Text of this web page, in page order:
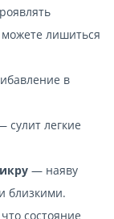
лишиться
в
сулит легкие
— наяву
близкими.
состояние